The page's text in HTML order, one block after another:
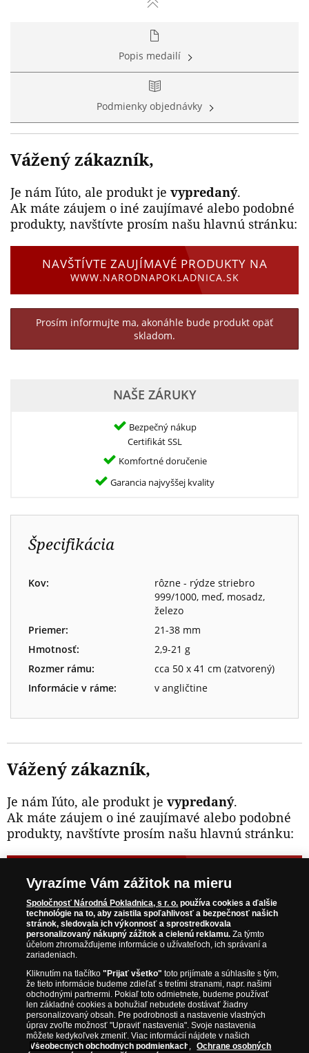
Popis medailí
Podmienky objednávky
Vážený zákazník,
Je nám ľúto, ale produkt je vypredaný.
Ak máte záujem o iné zaujímavé alebo podobné
produkty, navštívte prosím našu hlavnú stránku:
NAVŠTÍVTE ZAUJÍMAVÉ PRODUKTY NA
WWW.NARODNAPOKLADNICA.SK
Prosím informujte ma, akonáhle bude produkt opäť
skladom.
NAŠE ZÁRUKY
Bezpečný nákup
Certifikát SSL
Komfortné doručenie
Garancia najvyššej kvality
Špecifikácia
Kov:
rôzne - rýdze striebro
999/1000, meď, mosadz,
železo
Priemer:
21-38 mm
Hmotnosť:
2,9-21 g
Rozmer rámu:
cca 50 x 41 cm (zatvorený)
Informácie v ráme:
v angličtine
Vážený zákazník,
Je nám ľúto, ale produkt je vypredaný.
Ak máte záujem o iné zaujímavé alebo podobné
produkty, navštívte prosím našu hlavnú stránku:
WWW.NARODNAPOKLADNICA.SK
Prosím informujte ma, akonáhle bude produkt opäť
skladom.
NAŠE ZÁRUKY
Bezpečný nákup
Vyrazíme Vám zážitok na mieru
Spoločnosť Národná Pokladnica, s r. o. používa cookies a ďalšie
technológie na to, aby zaistila spoľahlivosť a bezpečnosť našich
stránok, sledovala ich výkonnosť a sprostredkovala
personalizovaný nákupný zážitok a cielenú reklamu. Za týmto
účelom zhromažďujeme informácie o užívateľoch, ich správaní a
zariadeniach.
Kliknutím na tlačítko"Prijať všetko" toto prijímate a súhlasíte s tým,
že tieto informácie budeme zdieľať s tretími stranami, napr. našimi
obchodnými partnermi. Pokiaľ toto odmietnete, budeme používať
len základné cookies a bohužiaľ nebudete dostávať žiadny
personalizovaný obsah. Pre podrobnosti a nastavenie vlastných
úprav zvoľte možnosť "Upraviť nastavenia". Svoje nastavenia
môžete kedykoľvek zmeniť. Viac informácií nájdete v našich
Všeobecných obchodných podmienkach ,
Ochrane osobných